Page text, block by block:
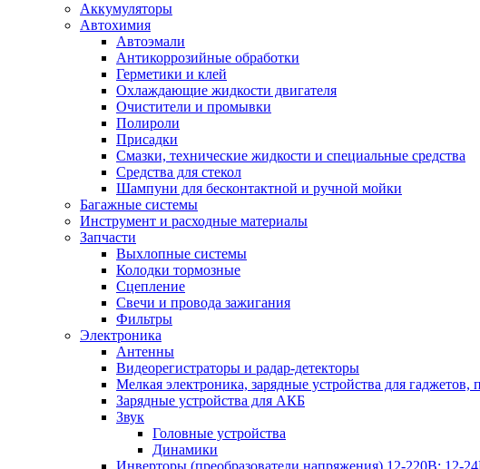
Аккумуляторы
Автохимия
Автоэмали
Антикоррозийные обработки
Герметики и клей
Охлаждающие жидкости двигателя
Очистители и промывки
Полироли
Присадки
Смазки, технические жидкости и специальные средства
Средства для стекол
Шампуни для бесконтактной и ручной мойки
Багажные системы
Инструмент и расходные материалы
Запчасти
Выхлопные системы
Колодки тормозные
Сцепление
Свечи и провода зажигания
Фильтры
Электроника
Антенны
Видеорегистраторы и радар-детекторы
Мелкая электроника, зарядные устройства для гаджетов,
Зарядные устройства для АКБ
Звук
Головные устройства
Динамики
Инверторы (преобразователи напряжения) 12-220В; 12-